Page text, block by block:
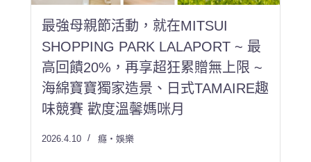
最強母親節活動，就在MITSUI
SHOPPING PARK LALAPORT ~ 最
高回饋20%，再享超狂累贈無上限 ~
海綿寶寶獨家造景、日式TAMAIRE趣
味競賽 歡度溫馨媽咪月
2026.4.10 癮・娛樂